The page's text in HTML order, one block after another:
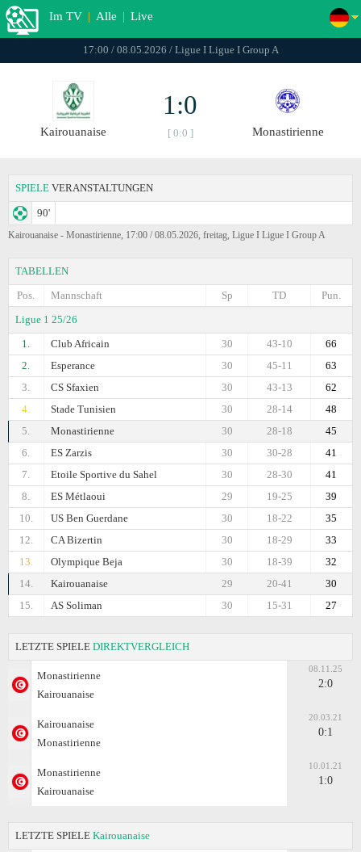
Im TV | Alle | Live
17:00 / 08.05.2026 / Ligue I Ligue I Group A
Kairouanaise
1:0
[ 0:0 ] Monastirienne
SPIELE VERANSTALTUNGEN
90'
Kairouanaise - Monastirienne, 17:00 / 08.05.2026, freitag, Ligue I Ligue I Group A
TABELLEN
Pos.
Mannschaft Pun.
TD
Sp
Ligue 1 25/26
1.
Club Africain 66
43-10
30
2.
Esperance 63
45-11
30
3.
CS Sfaxien 62
43-13
30
4.
Stade Tunisien 48
28-14
30
5.
Monastirienne 45
28-18
30
6.
ES Zarzis 41
30-28
30
7.
Etoile Sportive du Sahel 41
28-30
30
8.
ES Métlaoui 39
19-25
29
10.
US Ben Guerdane 35
18-22
30
12.
CA Bizertin 33
18-29
30
13.
Olympique Beja 32
18-39
30
14.
Kairouanaise 30
20-41
29
15.
AS Soliman 27
15-31
30
LETZTE SPIELE DIREKTVERGLEICH
Monastirienne
Kairouanaise
08.11.25
2:0
Kairouanaise
Monastirienne
20.03.21
0:1
Monastirienne
Kairouanaise
10.01.21
1:0
LETZTE SPIELE Kairouanaise